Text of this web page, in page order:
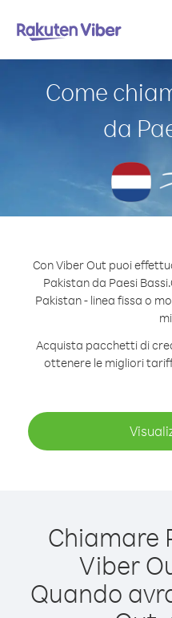
Come
da
Con Viber Out puoi
Pakistan da Paesi Bassi.
Pakistan - linea fissa o
Acquista pacchetti di
ottenere le migliori
Chiamare
Viber
Quando